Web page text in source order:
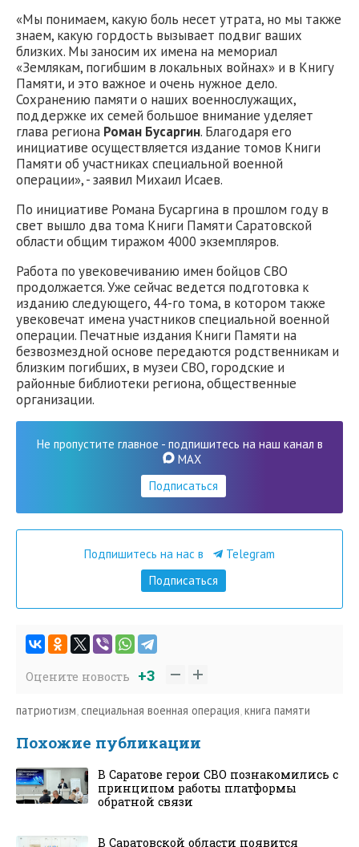
«Мы понимаем, какую боль несет утрата, но мы также
знаем, какую гордость вызывает подвиг ваших
близких. Мы заносим их имена на мемориал
«Землякам, погибшим в локальных войнах» и в Книгу
Памяти, и это важное и очень нужное дело.
Сохранению памяти о наших военнослужащих,
поддержке их семей большое внимание уделяет
глава региона Роман Бусаргин. Благодаря его
инициативе осуществляется издание томов Книги
Памяти об участниках специальной военной
операции», - заявил Михаил Исаев.
По инициативе Романа Бусаргина в прошлом году в
свет вышло два тома Книги Памяти Саратовской
области общим тиражом 4000 экземпляров.
Работа по увековечиванию имен бойцов СВО
продолжается. Уже сейчас ведется подготовка к
изданию следующего, 44-го тома, в котором также
увековечат имена участников специальной военной
операции. Печатные издания Книги Памяти на
безвозмездной основе передаются родственникам и
близким погибших, в музеи СВО, городские и
районные библиотеки региона, общественные
организации.
Не пропустите главное - подпишитесь на наш канал в
MAX
Подписаться
Подпишитесь на нас в
Telegram
Подписаться
Оцените новость +3
патриотизм, специальная военная операция,книга памяти
Похожие публикации
В Саратове герои СВО познакомились с
принципом работы платформы
обратной связи
В Саратовской области появится